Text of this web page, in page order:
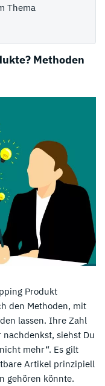
Thema
Methoden
Produkt
den Methoden, mit
lassen. Ihre Zahl
siehst Du
mehr“. Es gilt
Artikel prinzipiell
gehören könnte.